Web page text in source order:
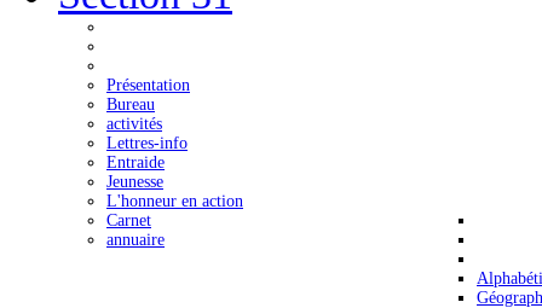
Présentation
Bureau
activités
Lettres-info
Entraide
Jeunesse
L'honneur en action
Carnet
annuaire